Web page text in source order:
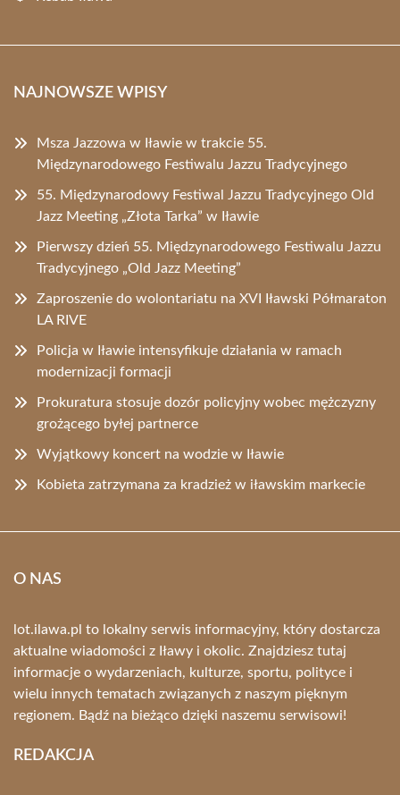
NAJNOWSZE WPISY
Msza Jazzowa w Iławie w trakcie 55.
Międzynarodowego Festiwalu Jazzu Tradycyjnego
55. Międzynarodowy Festiwal Jazzu Tradycyjnego Old
Jazz Meeting „Złota Tarka” w Iławie
Pierwszy dzień 55. Międzynarodowego Festiwalu Jazzu
Tradycyjnego „Old Jazz Meeting”
Zaproszenie do wolontariatu na XVI Iławski Półmaraton
LA RIVE
Policja w Iławie intensyfikuje działania w ramach
modernizacji formacji
Prokuratura stosuje dozór policyjny wobec mężczyzny
grożącego byłej partnerce
Wyjątkowy koncert na wodzie w Iławie
Kobieta zatrzymana za kradzież w iławskim markecie
O NAS
lot.ilawa.pl to lokalny serwis informacyjny, który dostarcza
aktualne wiadomości z Iławy i okolic. Znajdziesz tutaj
informacje o wydarzeniach, kulturze, sportu, polityce i
wielu innych tematach związanych z naszym pięknym
regionem. Bądź na bieżąco dzięki naszemu serwisowi!
REDAKCJA